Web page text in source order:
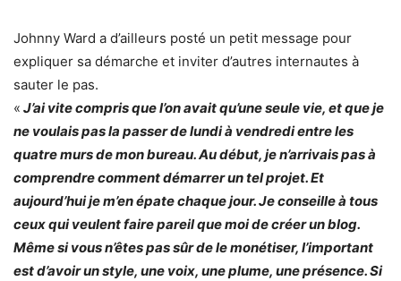
Johnny Ward a d’ailleurs posté un petit message pour
expliquer sa démarche et inviter d’autres internautes à
sauter le pas.
« J’ai vite compris que l’on avait qu’une seule vie, et que je
ne voulais pas la passer de lundi à vendredi entre les
quatre murs de mon bureau. Au début, je n’arrivais pas à
comprendre comment démarrer un tel projet. Et
aujourd’hui je m’en épate chaque jour. Je conseille à tous
ceux qui veulent faire pareil que moi de créer un blog.
Même si vous n’êtes pas sûr de le monétiser, l’important
est d’avoir un style, une voix, une plume, une présence. Si